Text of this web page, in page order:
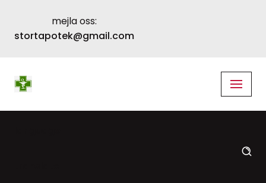
Skip
mejla oss:
stortapotek@gmail.com